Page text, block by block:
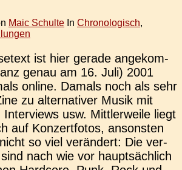
Maic Schulte In Chronologisch,
ist hier gerade ange­kom­
genau am 16. Juli) 2001
online. Damals noch als sehr
zu alter­na­ti­ver Musik mit
Inter­views usw. Mitt­ler­wei­le liegt
auf Kon­zert­fo­tos, ansons­ten
so viel ver­än­dert: Die ver­
nach wie vor haupt­säch­lich